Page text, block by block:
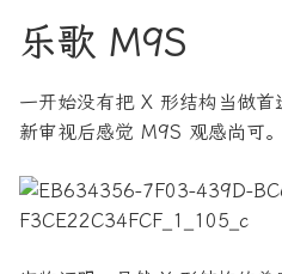
乐歌 M9S
一开始没有把 X 形结构当做首
新审视后感觉 M9S 观感尚可。